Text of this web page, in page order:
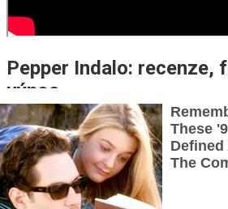
Pepper Indalo: recenze,
výnos
16.10.2018
Popis sladká paprika Indalo
Středoroční, vysoký, silnostěnný